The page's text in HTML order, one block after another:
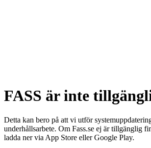
FASS är inte
Detta kan bero på att vi utför
underhållsarbete. Om Fass.se ej är tillgänglig
ladda ner via App Store eller Google Play.